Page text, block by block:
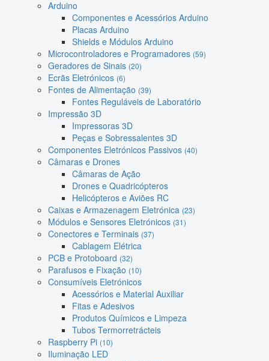
Arduino
Componentes e Acessórios Arduino
Placas Arduino
Shields e Módulos Arduino
Microcontroladores e Programadores (59)
Geradores de Sinais (20)
Ecrãs Eletrónicos (6)
Fontes de Alimentação (39)
Fontes Reguláveis de Laboratório
Impressão 3D
Impressoras 3D
Peças e Sobressalentes 3D
Componentes Eletrónicos Passivos (40)
Câmaras e Drones
Câmaras de Ação
Drones e Quadricópteros
Helicópteros e Aviões RC
Caixas e Armazenagem Eletrónica (23)
Módulos e Sensores Eletrónicos (31)
Conectores e Terminais (37)
Cablagem Elétrica
PCB e Protoboard (32)
Parafusos e Fixação (10)
Consumíveis Eletrónicos
Acessórios e Material Auxiliar
Fitas e Adesivos
Produtos Químicos e Limpeza
Tubos Termorretrácteis
Raspberry Pi (10)
Iluminação LED